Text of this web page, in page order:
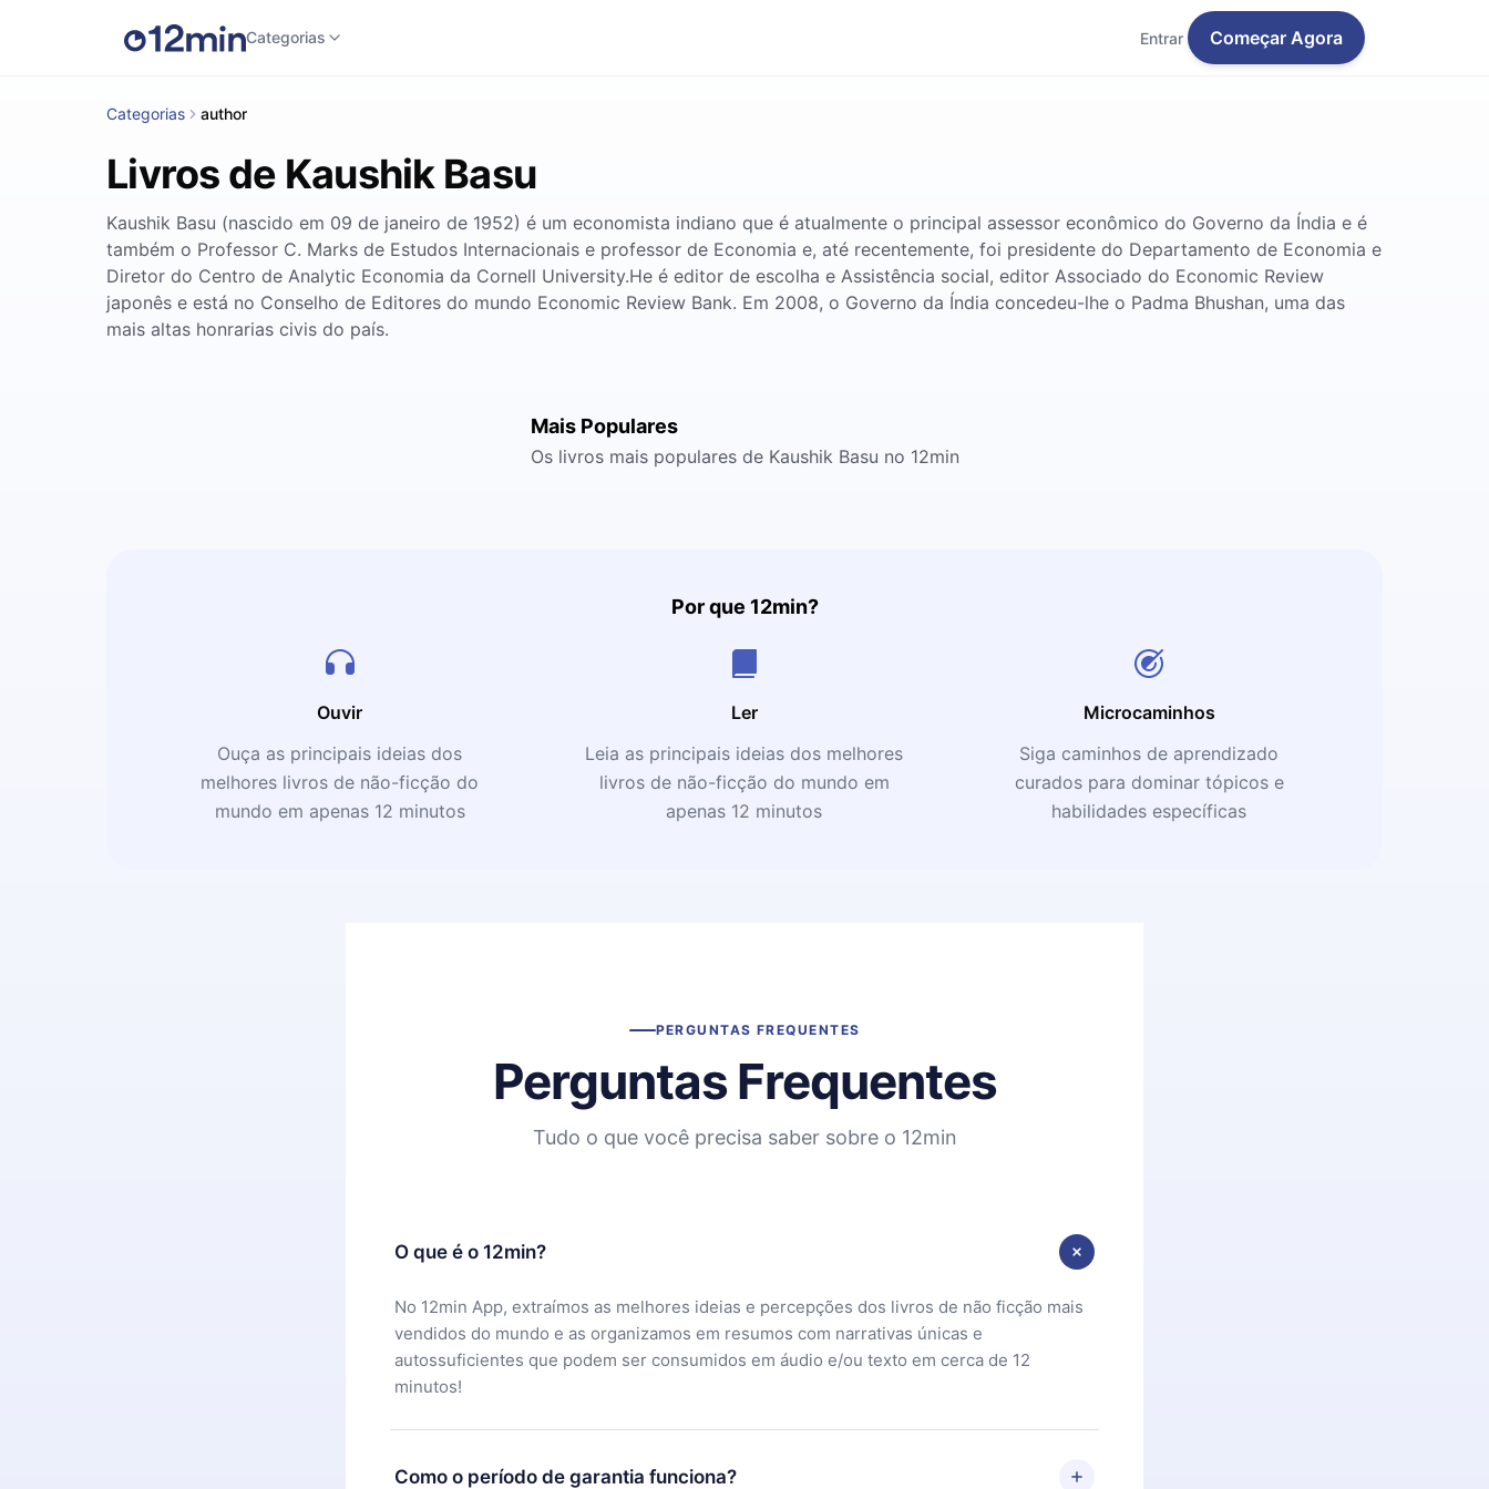
Categorias Entrar Começar Agora
Categorias author
Livros de Kaushik Basu
Kaushik Basu (nascido em 09 de janeiro de 1952) é um economista indiano que é atualmente o principal assessor econômico do Governo da Índia e é
também o Professor C. Marks de Estudos Internacionais e professor de Economia e, até recentemente, foi presidente do Departamento de Economia e
Diretor do Centro de Analytic Economia da Cornell University.He é editor de escolha e Assistência social, editor Associado do Economic Review
japonês e está no Conselho de Editores do mundo Economic Review Bank. Em 2008, o Governo da Índia concedeu-lhe o Padma Bhushan, uma das
mais altas honrarias civis do país.
Mais Populares
Os livros mais populares de Kaushik Basu no 12min
Por que 12min?
Ouvir
Ouça as principais ideias dos
melhores livros de não-ficção do
mundo em apenas 12 minutos
Ler
Leia as principais ideias dos melhores
livros de não-ficção do mundo em
apenas 12 minutos
Microcaminhos
Siga caminhos de aprendizado
curados para dominar tópicos e
habilidades específicas
PERGUNTAS FREQUENTES
Perguntas Frequentes
Tudo o que você precisa saber sobre o 12min
O que é o 12min?
No 12min App, extraímos as melhores ideias e percepções dos livros de não ficção mais
vendidos do mundo e as organizamos em resumos com narrativas únicas e
autossuficientes que podem ser consumidos em áudio e/ou texto em cerca de 12
minutos!
Como o período de garantia funciona?